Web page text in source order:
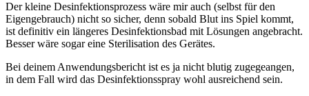
Der kleine Desinfektionsprozess wäre mir auch (selbst für den
Eigengebrauch) nicht so sicher, denn sobald Blut ins Spiel kommt,
ist definitiv ein längeres Desinfektionsbad mit Lösungen angebracht.
Besser wäre sogar eine Sterilisation des Gerätes.
Bei deinem Anwendungsbericht ist es ja nicht blutig zugegeangen,
in dem Fall wird das Desinfektionsspray wohl ausreichend sein.